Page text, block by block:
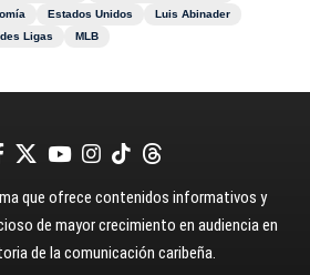
Estados Unidos
Luis Abinader
Ligas MLB
que ofrece contenidos informativos y
de mayor crecimiento en audiencia en
de la comunicación caribeña.